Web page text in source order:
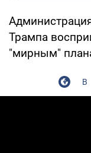
Трампа
"мирным"